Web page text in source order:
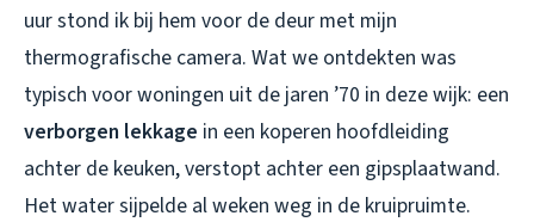
uur stond ik bij hem voor de deur met mijn
thermografische camera. Wat we ontdekten was
typisch voor woningen uit de jaren ’70 in deze wijk: een
verborgen lekkage in een koperen hoofdleiding
achter de keuken, verstopt achter een gipsplaatwand.
Het water sijpelde al weken weg in de kruipruimte.